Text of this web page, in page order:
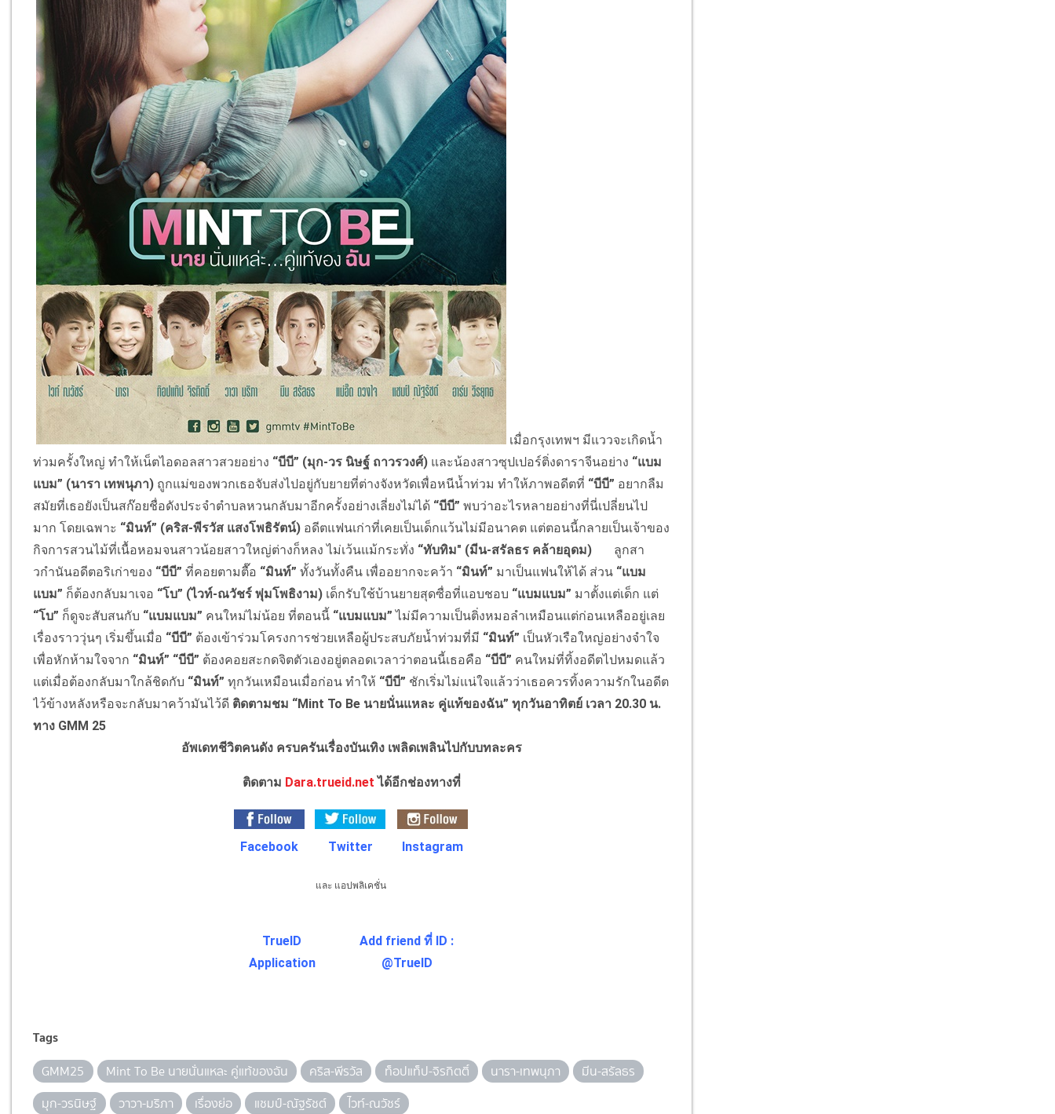
เมื่อกรุงเทพฯ มีแววจะเกิดน้ำ
ท่วมครั้งใหญ่ ทําให้เน็ตไอดอลสาวสวยอย่าง “บีบี” (มุก-วร นิษฐ์ ถาวรวงศ์) และน้องสาวซุปเปอร์ติ่งดาราจีนอย่าง “แบม
แบม” (นารา เทพนุภา) ถูกแม่ของพวกเธอจับส่งไปอยู่กับยายที่ต่างจังหวัดเพื่อหนีน้ำท่วม ทำให้ภาพอดีตที่ “บีบี” อยากลืม
สมัยที่เธอยังเป็นสก๊อยชื่อดังประจำตำบลหวนกลับมาอีกครั้งอย่างเลี่ยงไม่ได้ “บีบี” พบว่าอะไรหลายอย่างที่นี่เปลี่ยนไป
มาก โดยเฉพาะ “มินท์” (คริส-พีรวัส แสงโพธิรัตน์) อดีตแฟนเก่าที่เคยเป็นเด็กแว้นไม่มีอนาคต แต่ตอนนี้กลายเป็นเจ้าของ
กิจการสวนไม้ที่เนื้อหอมจนสาวน้อยสาวใหญ่ต่างก็หลง ไม่เว้นแม้กระทั่ง “ทับทิม" (มีน-สรัลธร คล้ายอุดม)
ลูกสา
วกํานันอดีตอริเก่าของ “บีบี” ที่คอยตามตื๊อ “มินท์” ทั้งวันทั้งคืน เพื่ออยากจะคว้า “มินท์” มาเป็นแฟนให้ได้ ส่วน “แบม
แบม” ก็ต้องกลับมาเจอ “โบ” (ไวท์-ณวัชร์ พุ่มโพธิงาม) เด็กรับใช้บ้านยายสุดซื่อที่แอบชอบ “แบมแบม” มาตั้งแต่เด็ก แต่
“โบ” ก็ดูจะสับสนกับ “แบมแบม” คนใหม่ไม่น้อย ที่ตอนนี้ “แบมแบม” ไม่มีความเป็นติ่งหมอลำเหมือนแต่ก่อนเหลืออยู่เลย
เรื่องราววุ่นๆ เริ่มขึ้นเมื่อ “บีบี” ต้องเข้าร่วมโครงการช่วยเหลือผู้ประสบภัยน้ำท่วมที่มี “มินท์” เป็นหัวเรือใหญ่อย่างจําใจ
เพื่อหักห้ามใจจาก “มินท์” “บีบี” ต้องคอยสะกดจิตตัวเองอยู่ตลอดเวลาว่าตอนนี้เธอคือ “บีบี” คนใหม่ที่ทิ้งอดีตไปหมดแล้ว
แต่เมื่อต้องกลับมาใกล้ชิดกับ “มินท์” ทุกวันเหมือนเมื่อก่อน ทำให้ “บีบี” ชักเริ่มไม่แน่ใจแล้วว่าเธอควรทิ้งความรักในอดีต
ไว้ข้างหลังหรือจะกลับมาคว้ามันไว้ดี ติดตามชม “Mint To Be นายนั่นแหละ คู่แท้ของฉัน” ทุกวันอาทิตย์ เวลา 20.30 น.
ทาง GMM 25
อัพเดทชีวิตคนดัง ครบครันเรื่องบันเทิง เพลิดเพลินไปกับบทละคร
ติดตาม Dara.trueid.net ได้อีกช่องทางที่
Facebook Twitter Instagram
และ แอปพลิเคชั่น
TrueID
Application
Add friend ที่ ID :
@TrueID
Tags
GMM25 Mint To Be นายนั่นแหละ คู่แท้ของฉัน คริส-พีรวัส ท็อปแท็ป-จิรกิตติ์ นารา-เทพนุภา
มีน-สรัลธร
มุก-วรนิษฐ์
วาวา-มริภา เรื่องย่อ แชมป์-ณัฐรัชต์ ไวท์-ณวัชร์